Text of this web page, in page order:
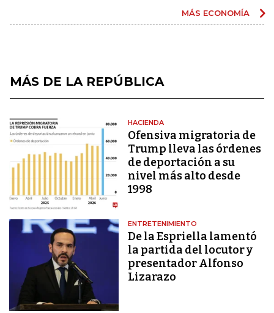
MÁS ECONOMÍA
MÁS DE LA REPÚBLICA
HACIENDA
Ofensiva migratoria de
Trump lleva las órdenes
de deportación a su
nivel más alto desde
1998
ENTRETENIMIENTO
De la Espriella lamentó
la partida del locutor y
presentador Alfonso
Lizarazo